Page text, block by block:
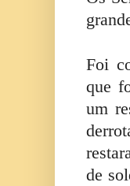
Foi
que
um
de